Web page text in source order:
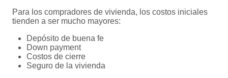
Para los compradores de vivienda, los costos iniciales
tienden a ser mucho mayores:
Depósito de buena fe
Down payment
Costos de cierre
Seguro de la vivienda